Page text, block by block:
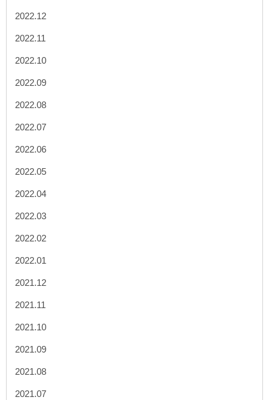
2022.12
2022.11
2022.10
2022.09
2022.08
2022.07
2022.06
2022.05
2022.04
2022.03
2022.02
2022.01
2021.12
2021.11
2021.10
2021.09
2021.08
2021.07